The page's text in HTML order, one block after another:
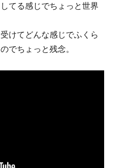
てる感じでちょっと世界
けてどんな感じでふくら
でちょっと残念。